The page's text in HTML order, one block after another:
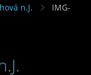
n.J.
IMG-